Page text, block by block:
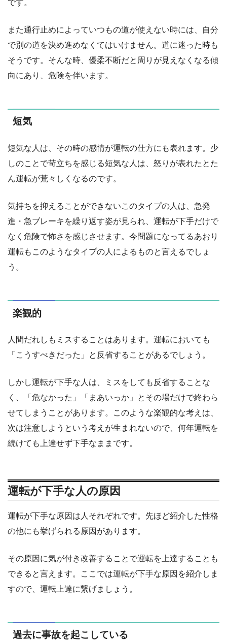
です。
また通行止めによっていつもの道が使えない時には、自分
で別の道を決め進めなくてはいけません。道に迷った時も
そうです。そんな時、優柔不断だと周りが見えなくなる傾
向にあり、危険を伴います。
短気
短気な人は、その時の感情が運転の仕方にも表れます。少
しのことで苛立ちを感じる短気な人は、怒りが表れたとた
ん運転が荒々しくなるのです。
気持ちを抑えることができないこのタイプの人は、急発
進・急ブレーキを繰り返す姿が見られ、運転が下手だけで
なく危険で怖さを感じさせます。今問題になってるあおり
運転もこのようなタイプの人によるものと言えるでしょ
う。
楽観的
人間だれしもミスすることはあります。運転においても
「こうすべきだった」と反省することがあるでしょう。
しかし運転が下手な人は、ミスをしても反省することな
く、「危なかった」「まあいっか」とその場だけで終わら
せてしまうことがあります。このような楽観的な考えは、
次は注意しようという考えが生まれないので、何年運転を
続けても上達せず下手なままです。
運転が下手な人の原因
運転が下手な原因は人それぞれです。先ほど紹介した性格
の他にも挙げられる原因があります。
その原因に気が付き改善することで運転を上達することも
できると言えます。ここでは運転が下手な原因を紹介しま
すので、運転上達に繋げましょう。
過去に事故を起こしている